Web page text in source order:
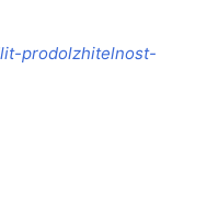
prodolzhitelnost-